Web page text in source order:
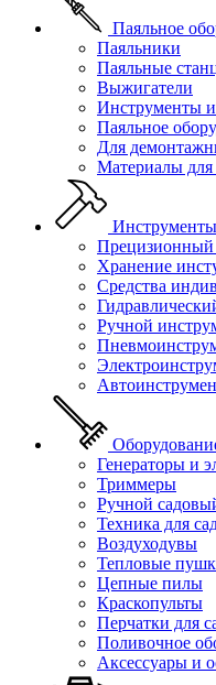
Паяльное
Паяльники
Паяльные
Выжигатели
Инструменты и
Паяльное
Для
Материалы для
Инструменты
Прецизионный
Хранение
Средства
Ручной
Генераторы и
Триммеры
Ручной
Техника для
Воздуходувы
Тепловые
Цепные пилы
Краскопульты
Перчатки для
Поливочное
Аксессуары и